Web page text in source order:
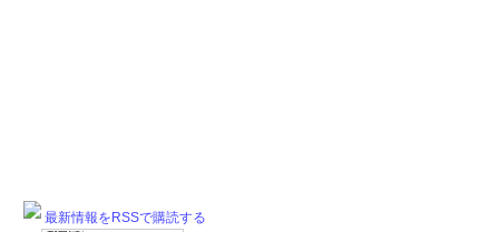
最新情報をRSSで購読する